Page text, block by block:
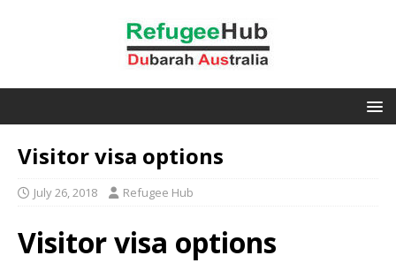
Visitor visa options
July 26, 2018 Refugee Hub
Visitor visa options